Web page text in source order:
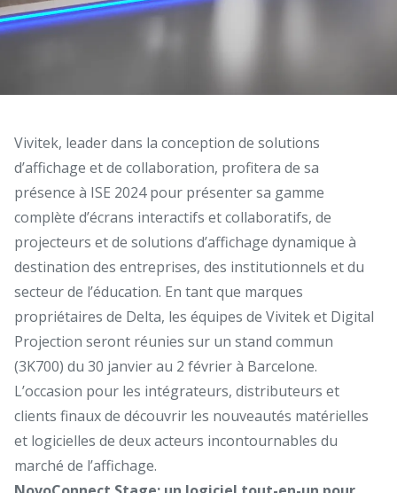
Vivitek, leader dans la conception de solutions
d’affichage et de collaboration, profitera de sa
présence à ISE 2024 pour présenter sa gamme
complète d’écrans interactifs et collaboratifs, de
projecteurs et de solutions d’affichage dynamique à
destination des entreprises, des institutionnels et du
secteur de l’éducation. En tant que marques
propriétaires de Delta, les équipes de Vivitek et Digital
Projection seront réunies sur un stand commun
(3K700) du 30 janvier au 2 février à Barcelone.
L’occasion pour les intégrateurs, distributeurs et
clients finaux de découvrir les nouveautés matérielles
et logicielles de deux acteurs incontournables du
marché de l’affichage.